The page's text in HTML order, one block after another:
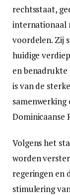
rechtsstaat,
internationaal
voordelen. Zij
huidige
en benadrukte
is van de
Dominicaanse
Volgens het
worden
regeringen en
stimulering